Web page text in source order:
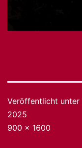
Veröffentlicht unter
2025
Originalgröße
900 × 1600